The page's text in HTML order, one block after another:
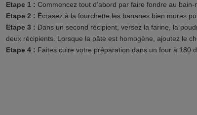
Etape 1 : Commencez tout d’abord par faire fondre au bain-
Etape 2 : Écrasez à la fourchette les bananes bien mures
Etape 3 : Dans un second récipient, versez la farine, la
deux récipients. Lorsque la pâte est homogène, ajoutez le
Etape 4 : Faites cuire votre préparation dans un four à 180